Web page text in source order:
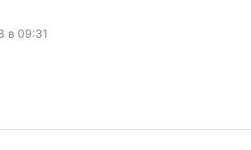
в 09:31